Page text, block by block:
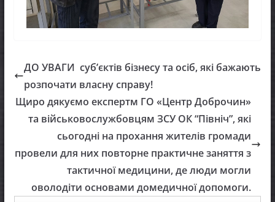
ДО УВАГИ суб’єктів бізнесу та осіб, які бажають
розпочати власну справу!
Щиро дякуємо експертм ГО «Центр Доброчин»
та військовослужбовцям ЗСУ ОК “Північ”, які
сьогодні на прохання жителів громади
провели для них повторне практичне заняття з
тактичної медицини, де люди могли
оволодіти основами домедичної допомоги.